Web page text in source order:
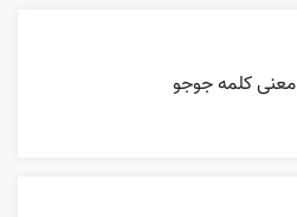
معنی کلمه جوجو